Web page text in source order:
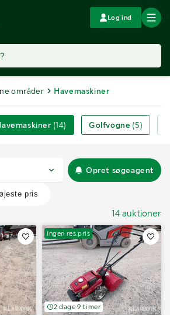
Log ind
områder Havemaskiner
(14) Golfvogne (5)
Opret søgeagent
14 auktioner
Ingen res.pris
2 dage 9 timer